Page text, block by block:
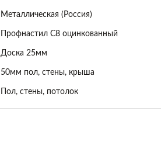
Металлическая (Россия)
Профнастил С8 оцинкованный
Доска 25мм
50мм пол, стены, крыша
Пол, стены, потолок